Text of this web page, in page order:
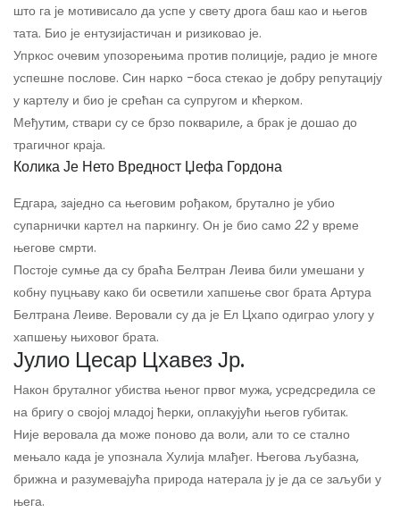
што га је мотивисало да успе у свету дрога баш као и његов
тата. Био је ентузијастичан и ризиковао је.
Упркос очевим упозорењима против полиције, радио је многе
успешне послове. Син нарко -боса стекао је добру репутацију
у картелу и био је срећан са супругом и кћерком.
Међутим, ствари су се брзо поквариле, а брак је дошао до
трагичног краја.
Колика Је Нето Вредност Џефа Гордона
Едгара, заједно са његовим рођаком, брутално је убио
супарнички картел на паркингу. Он је био само 22 у време
његове смрти.
Постоје сумње да су браћа Белтран Леива били умешани у
кобну пуцњаву како би осветили хапшење свог брата Артура
Белтрана Леиве. Веровали су да је Ел Цхапо одиграо улогу у
хапшењу њиховог брата.
Јулио Цесар Цхавез Јр.
Након бруталног убиства њеног првог мужа, усредсредила се
на бригу о својој младој ћерки, оплакујући његов губитак.
Није веровала да може поново да воли, али то се стално
мењало када је упознала Хулија млађег. Његова љубазна,
брижна и разумевајућа природа натерала ју је да се заљуби у
њега.